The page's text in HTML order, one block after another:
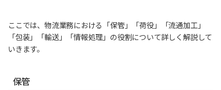
ここでは、物流業務における「保管」「荷役」「流通加工」
「包装」「輸送」「情報処理」の役割について詳しく解説して
いきます。
保管